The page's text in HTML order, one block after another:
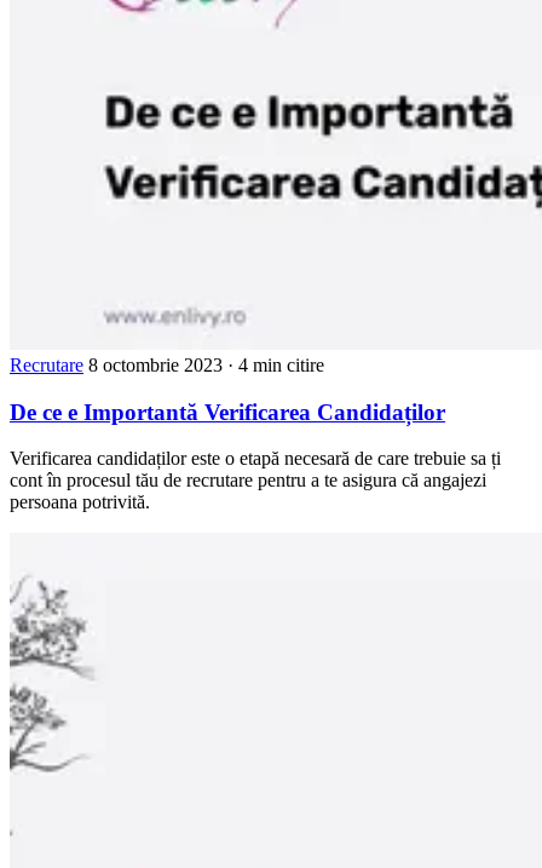
Recrutare 8 octombrie 2023 · 4 min citire
De ce e Importantă Verificarea Candidaților
Verificarea candidaților este o etapă necesară de care trebuie sa ți
cont în procesul tău de recrutare pentru a te asigura că angajezi
persoana potrivită.